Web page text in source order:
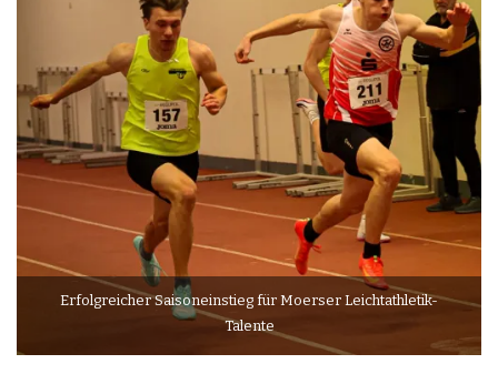
Erfolgreicher Saisoneinstieg für Moerser Leichtathletik-
Talente